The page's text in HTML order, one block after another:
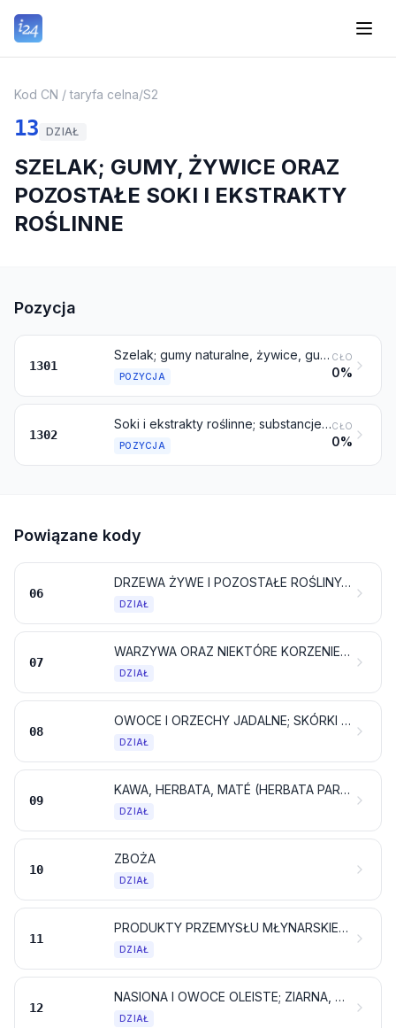
Kod CN / taryfa celna/S2
13 DZIAŁ
SZELAK; GUMY, ŻYWICE ORAZ
POZOSTAŁE SOKI I EKSTRAKTY
ROŚLINNE
Pozycja
1301
Szelak; gumy naturalne, żywice, gumożywice i oleożywice (na przykład balsamy)
POZYCJA
CŁO
0%
1302
Soki i ekstrakty roślinne; substancje pektynowe, pektyniany i pektany; agar-agar i pozostałe śluzy i zagęszczacze, nawet modyfikowane, pochodzące z produktów roślinnych
POZYCJA
CŁO
0%
Powiązane kody
06
DRZEWA ŻYWE I POZOSTAŁE ROŚLINY; BULWY, KORZENIE I PODOBNE; KWIATY CIĘTE I LIŚCIE OZDOBNE
DZIAŁ
07
WARZYWA ORAZ NIEKTÓRE KORZENIE I BULWY, JADALNE
DZIAŁ
08
OWOCE I ORZECHY JADALNE; SKÓRKI OWOCÓW CYTRUSOWYCH LUB MELONÓW
DZIAŁ
09
KAWA, HERBATA, MATÉ (HERBATA PARAGWAJSKA) I PRZYPRAWY
DZIAŁ
10
ZBOŻA
DZIAŁ
11
PRODUKTY PRZEMYSŁU MŁYNARSKIEGO; SŁÓD; SKROBIE; INULINA; GLUTEN PSZENNY
DZIAŁ
12
NASIONA I OWOCE OLEISTE; ZIARNA, NASIONA I OWOCE RÓŻNE; ROŚLINY PRZEMYSŁOWE LUB LECZNICZE; SŁOMA I PASZA
DZIAŁ